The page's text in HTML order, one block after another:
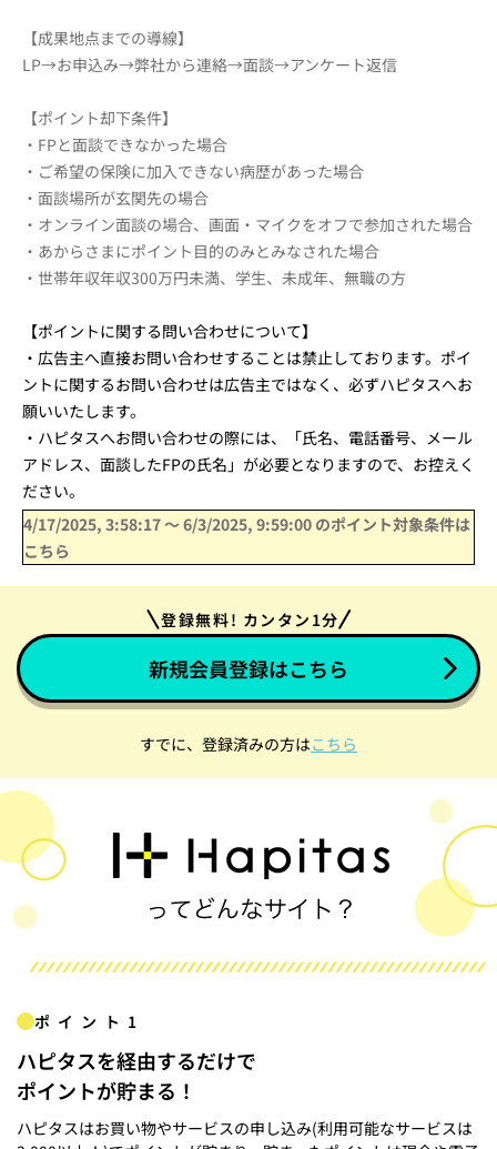
【成果地点までの導線】
LP→お申込み→弊社から連絡→面談→アンケート返信
【ポイント却下条件】
・FPと面談できなかった場合
・ご希望の保険に加入できない病歴があった場合
・面談場所が玄関先の場合
・オンライン面談の場合、画面・マイクをオフで参加された場合
・あからさまにポイント目的のみとみなされた場合
・世帯年収年収300万円未満、学生、未成年、無職の方
【ポイントに関する問い合わせについて】
・広告主へ直接お問い合わせすることは禁止しております。ポイ
ントに関するお問い合わせは広告主ではなく、必ずハピタスへお
願いいたします。
・ハピタスへお問い合わせの際には、「氏名、電話番号、メール
アドレス、面談したFPの氏名」が必要となりますので、お控えく
ださい。
4/17/2025, 3:58:17〜6/3/2025, 9:59:00 のポイント対象条件は
こちら
登録無料! カンタン1分
新規会員登録はこちら
すでに、登録済みの方はこちら
ポイント1
ハピタスを経由するだけで
ポイントが貯まる！
ハピタスはお買い物やサービスの申し込み(利用可能なサービスは